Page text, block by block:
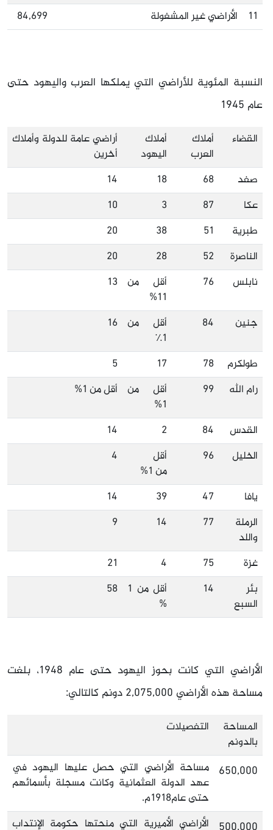
11
الأراضي غير المشغولة 84,699
النسبة المئوية للأراضي التي يملكها العرب واليهود حتى
عام 1945
القضاء
أملاك
العرب
أملاك
اليهود
أراضي عامة للدولة وأملاك
أخرين
صفد
68
18
14
عكا
87
3
10
طبرية
51
38
20
الناصرة
52
28
20
نابلس
76
أقل من
11%
13
جنين 84
أقل من
1٪
16
طولكرم 78
17
5
رام الله
99
أقل من
1%
أقل من 1%
القدس 84
2
14
الخليل
96
أقل
من 1%
4
يافا 47
39
14
الرملة
واللد
77
14
9
غزة 75
4
21
بئر
السبع
14
أقل من 1
%
٥٨
الأراضي التي كانت بحوز اليهود حتى عام 1948، بلغت
مساحة هذه الأراضي 2,075,000 دونم كالتالي:
المساحة
بالدونم
التفصيلات
650,000
مساحة الأراضي التي حصل عليها اليهود في
عهد الدولة العثمانية وكانت مسجلة بأسمائهم
حتى عام1918م.
الأراضي الأميرية التي منحتها حكومة الإنتداب